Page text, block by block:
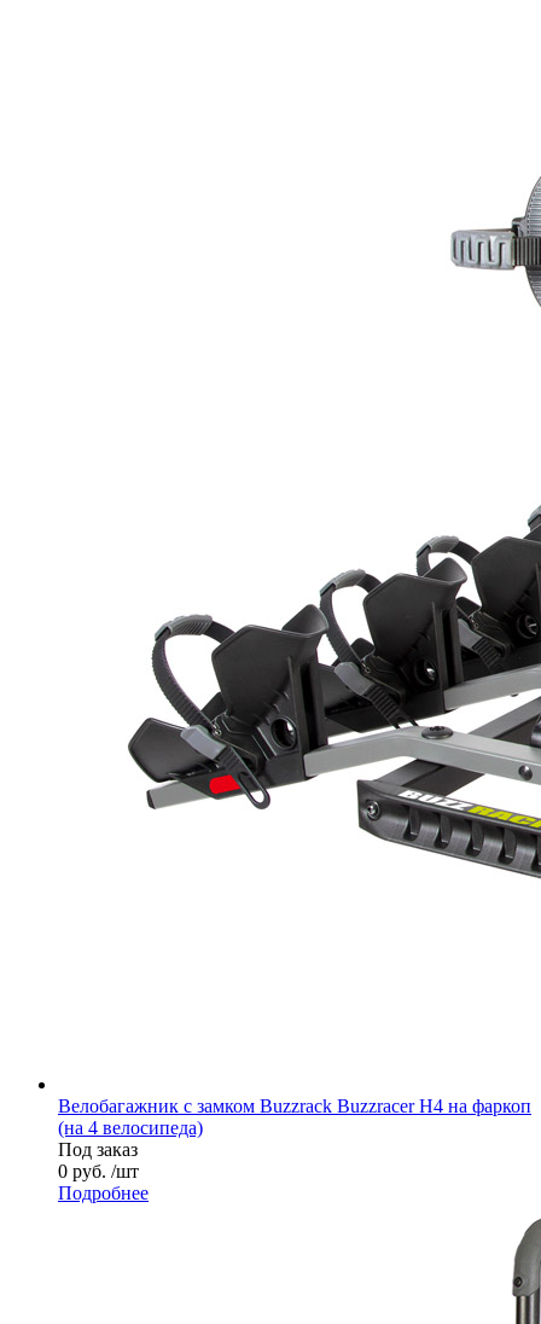
Велобагажник с замком Buzzrack Buzzracer H4 на фаркоп
(на 4 велосипеда)
Под заказ
0 руб. /шт
Подробнее